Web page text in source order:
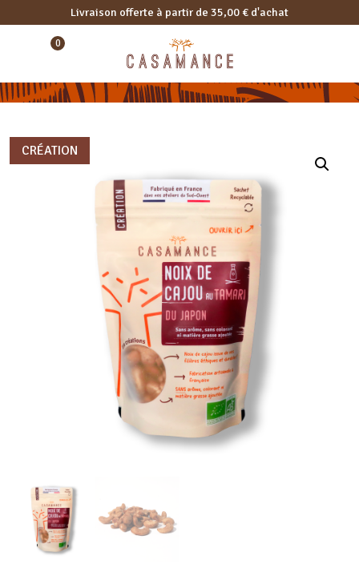
Livraison offerte à partir de 35,00 € d'achat
0
CRÉATION